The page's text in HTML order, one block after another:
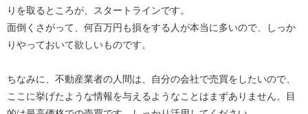
りを取るところが、スタートラインです。
面倒くさがって、何百万円も損をする人が本当に多いので、しっか
りやっておいて欲しいものです。
ちなみに、不動産業者の人間は、自分の会社で売買をしたいので、
ここに挙げたような情報を与えるようなことはまずありません。目